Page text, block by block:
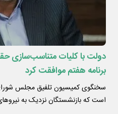
دولت با کلیات متناسب‌سازی
برنامه هفتم موافقت کرد
است که بازنشستگان نزدیک به